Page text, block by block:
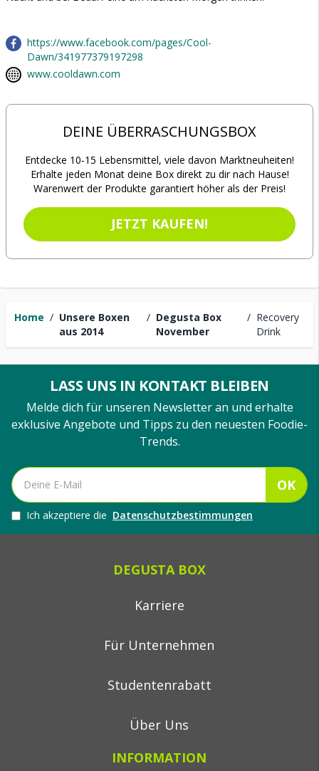
Home / Unsere Boxen
aus 2014
/ Degusta Box
November
/ Recovery
Drink
https://www.facebook.com/pages/Cool-
Dawn/341977379197298
www.cooldawn.com
DEINE ÜBERRASCHUNGSBOX
Entdecke 10-15 Lebensmittel, viele davon Marktneuheiten!
Erhalte jeden Monat deine Box direkt zu dir nach Hause!
Warenwert der Produkte garantiert höher als der Preis!
JETZT KAUFEN!
LASS UNS IN KONTAKT BLEIBEN
Melde dich für unseren Newsletter an und erhalte
exklusive Angebote und Tipps zu den neuesten Foodie-
Trends.
OK
Ich akzeptiere die Datenschutzbestimmungen
DEGUSTA BOX
Karriere
Für Unternehmen
Studentenrabatt
Über Uns
INFORMATION